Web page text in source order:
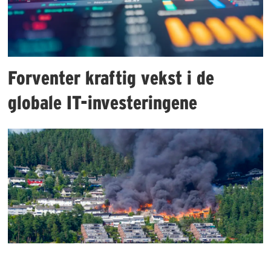
Forventer kraftig vekst i de
globale IT-investeringene